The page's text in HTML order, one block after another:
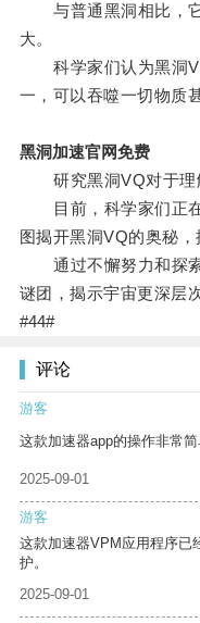
与普通黑洞相比，它
大。
科学家们认为黑洞
一，可以吞噬一切物质
黑洞加速官网免费
研究黑洞VQ对于理
目前，科学家们正在
图揭开黑洞VQ的奥秘，
通过不懈努力和探索
谜团，揭示宇宙更深层
#44#
评论
游客
这款加速器app的操作非常
2025-09-01
游客
这款加速器VPM应用程序已
护。
2025-09-01